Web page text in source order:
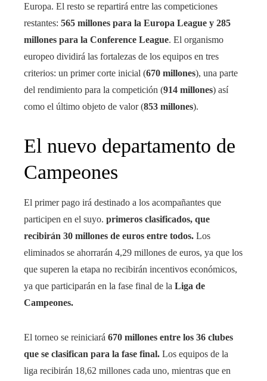
Europa. El resto se repartirá entre las competiciones
restantes: 565 millones para la Europa League y 285
millones para la Conference League. El organismo
europeo dividirá las fortalezas de los equipos en tres
criterios: un primer corte inicial (670 millones), una parte
del rendimiento para la competición (914 millones) así
como el último objeto de valor (853 millones).
El nuevo departamento de
Campeones
El primer pago irá destinado a los acompañantes que
participen en el suyo. primeros clasificados, que
recibirán 30 millones de euros entre todos. Los
eliminados se ahorrarán 4,29 millones de euros, ya que los
que superen la etapa no recibirán incentivos económicos,
ya que participarán en la fase final de la Liga de
Campeones.
El torneo se reiniciará 670 millones entre los 36 clubes
que se clasifican para la fase final. Los equipos de la
liga recibirán 18,62 millones cada uno, mientras que en